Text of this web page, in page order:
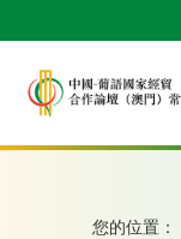
安
您的位置：